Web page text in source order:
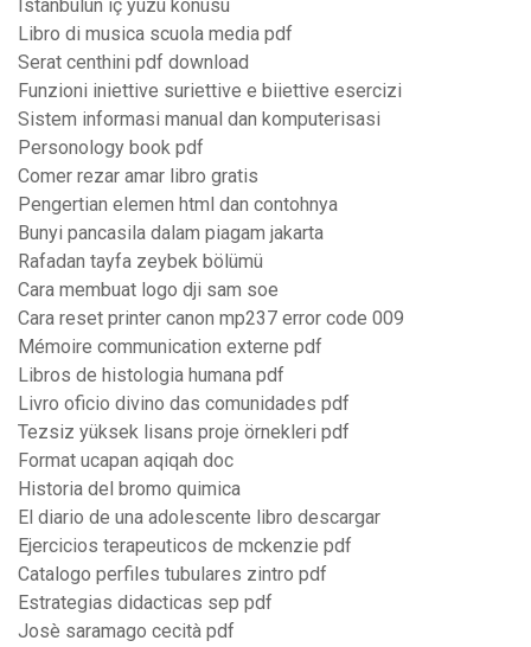
Istanbulun iç yüzü konusu
Libro di musica scuola media pdf
Serat centhini pdf download
Funzioni iniettive suriettive e biiettive esercizi
Sistem informasi manual dan komputerisasi
Personology book pdf
Comer rezar amar libro gratis
Pengertian elemen html dan contohnya
Bunyi pancasila dalam piagam jakarta
Rafadan tayfa zeybek bölümü
Cara membuat logo dji sam soe
Cara reset printer canon mp237 error code 009
Mémoire communication externe pdf
Libros de histologia humana pdf
Livro oficio divino das comunidades pdf
Tezsiz yüksek lisans proje örnekleri pdf
Format ucapan aqiqah doc
Historia del bromo quimica
El diario de una adolescente libro descargar
Ejercicios terapeuticos de mckenzie pdf
Catalogo perfiles tubulares zintro pdf
Estrategias didacticas sep pdf
Josè saramago cecità pdf